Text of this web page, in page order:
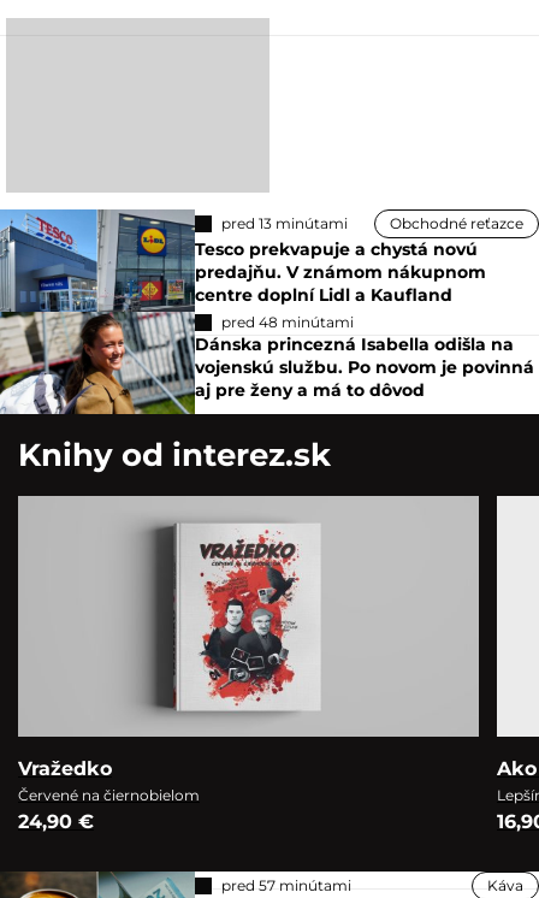
pred 13 minútami Obchodné reťazce
Tesco prekvapuje a chystá novú
predajňu. V známom nákupnom
centre doplní Lidl a Kaufland
pred 48 minútami
Dánska princezná Isabella odišla na
vojenskú službu. Po novom je povinná
aj pre ženy a má to dôvod
Knihy od interez.sk
Vražedko
Červené na čiernobielom
24,90 €
pred 57 minútami Káva